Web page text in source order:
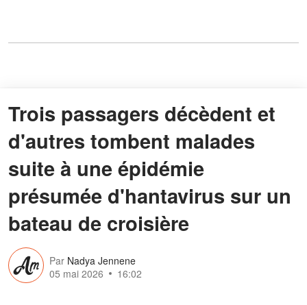
Trois passagers décèdent et
d'autres tombent malades
suite à une épidémie
présumée d'hantavirus sur un
bateau de croisière
Par Nadya Jennene
05 mai 2026
16:02